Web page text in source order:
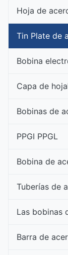
Hoja de
Tin Plate de
Bobina
Capa de
Bobinas de
PPGI PPGL
Bobina de
Tuberías de
Las bobinas
Barra de